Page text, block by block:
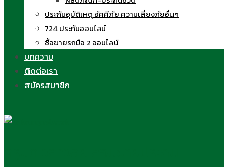
ประกันอุบัติเหตุ อัคคีภัย ความเสี่ยงภัยอื่นๆ
724 ประกันออนไลน์
ซื้อขายรถมือ 2 ออนไลน์
บทความ
ติดต่อเรา
สมัครสมาชิก